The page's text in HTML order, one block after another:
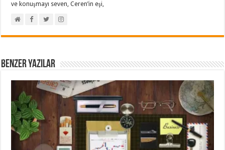
ve konuşmayı seven, Ceren’in eşi,
Benzer Yazılar